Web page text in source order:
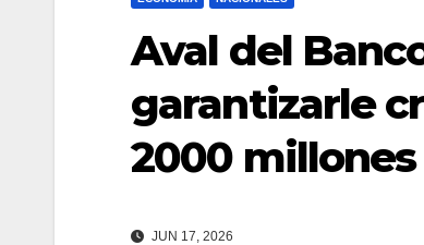
Aval del
garantizarle
2000 millones
JUN 17, 2026